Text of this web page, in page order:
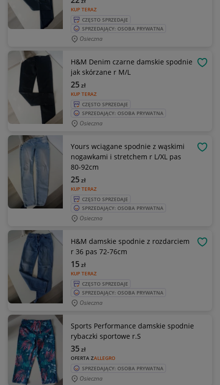
KUP TERAZ
CZĘSTO SPRZEDAJE
SPRZEDAJĄCY: OSOBA PRYWATNA
Osieczna
H&M Denim czarne damskie spodnie
jak skórzane r M/L
KUP TERAZ
25zł
CZĘSTO SPRZEDAJE
SPRZEDAJĄCY: OSOBA PRYWATNA
Osieczna
Yours wciągane spodnie z wąskimi
nogawkami i stretchem r L/XL pas
80-92cm
KUP TERAZ
25zł
CZĘSTO SPRZEDAJE
SPRZEDAJĄCY: OSOBA PRYWATNA
Osieczna
H&M damskie spodnie z rozdarciem
r 36 pas 72-76cm
KUP TERAZ
15zł
CZĘSTO SPRZEDAJE
SPRZEDAJĄCY: OSOBA PRYWATNA
Osieczna
Sports Performance damskie spodnie
rybaczki sportowe r.S
OFERTA ZALLEGRO
35zł
SPRZEDAJĄCY: OSOBA PRYWATNA
Osieczna